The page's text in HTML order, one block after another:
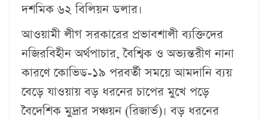
দশমিক ৬২ বিলিয়ন ডলার।
আওয়ামী লীগ সরকারের প্রভাবশালী ব্যক্তিদের
নজিরবিহীন অর্থপাচার, বৈশ্বিক ও অভ্যন্তরীণ নানা
কারণে কোভিড-১৯ পরবর্তী সময়ে আমদানি ব্যয়
বেড়ে যাওয়ায় বড় ধরনের চাপের মুখে পড়ে
বৈদেশিক মুদ্রার সঞ্চয়ন (রিজার্ভ)। বড় ধরনের